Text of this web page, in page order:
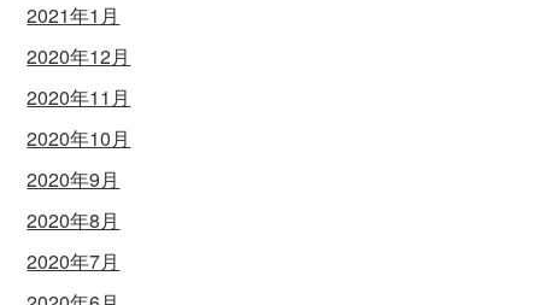
2021年1月
2020年12月
2020年11月
2020年10月
2020年9月
2020年8月
2020年7月